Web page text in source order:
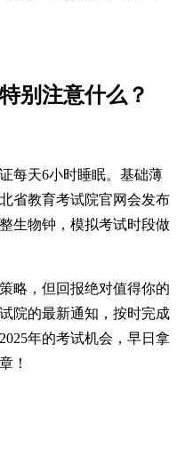
别注意什么？
每天6小时睡眠。基础薄
省教育考试院官网会发布
生物钟，模拟考试时段做
略，但回报绝对值得你的
院的最新通知，按时完成
年的考试机会，早日拿
！